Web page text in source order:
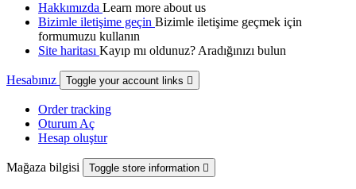
Hakkımızda Learn more about us
Bizimle iletişime geçin Bizimle iletişime geçmek için
formumuzu kullanın
Site haritası Kayıp mı oldunuz? Aradığınızı bulun
Hesabınız Toggle your account links 
Order tracking
Oturum Aç
Hesap oluştur
Mağaza bilgisi Toggle store information 